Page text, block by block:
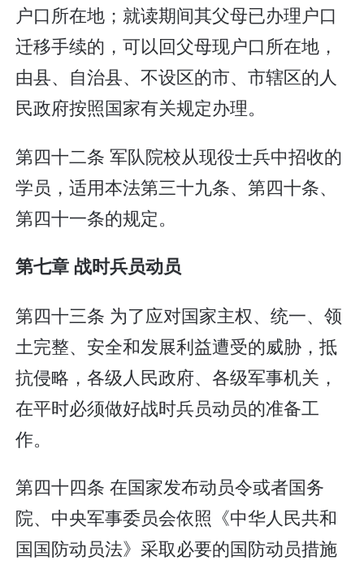
户口所在地；就读期间其父母已办理户口
迁移手续的，可以回父母现户口所在地，
由县、自治县、不设区的市、市辖区的人
民政府按照国家有关规定办理。
第四十二条 军队院校从现役士兵中招收的
学员，适用本法第三十九条、第四十条、
第四十一条的规定。
第七章 战时兵员动员
第四十三条 为了应对国家主权、统一、领
土完整、安全和发展利益遭受的威胁，抵
抗侵略，各级人民政府、各级军事机关，
在平时必须做好战时兵员动员的准备工
作。
第四十四条 在国家发布动员令或者国务
院、中央军事委员会依照《中华人民共和
国国防动员法》采取必要的国防动员措施